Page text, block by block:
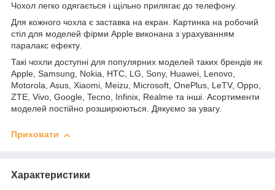
Чохол легко одягається і щільно прилягає до телефону.
Для кожного чохла є заставка на екран. Картинка на робочий
стіл для моделей фірми Apple виконана з урахуванням
паралакс ефекту.
Такі чохли доступні для популярних моделей таких брендів як
Apple, Samsung, Nokia, HTC, LG, Sony, Huawei, Lenovo,
Motorola, Asus, Xiaomi, Meizu, Microsoft, OnePlus, LeTV, Oppo,
ZTE, Vivo, Google, Tecno, Infinix, Realme та інші. Асортименти
моделей постійно розширюються. Дякуємо за увагу.
Приховати
Характеристики